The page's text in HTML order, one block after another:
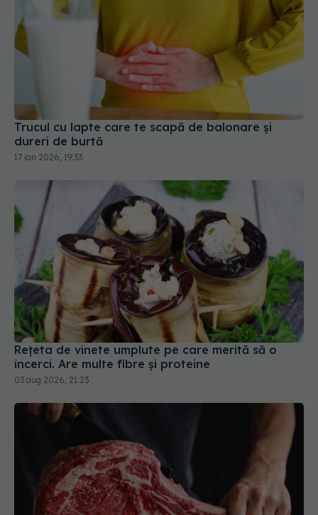
Trucul cu lapte care te scapă de balonare și
17 ian 2026, 19:33
Rețeta de vinete umplute pe care merită să o
încerci. Are multe fibre și proteine
03 aug 2026, 21:23